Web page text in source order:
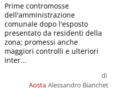
Aosta
di
Alessandro Bianchet
Prime contromosse
dell'amministrazione
comunale dopo l'esposto
presentato da residenti della
zona; promessi anche
maggiori controlli e ulteriori
inter...